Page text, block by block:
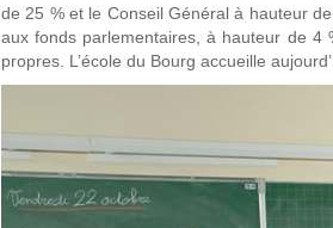
de 25 % et le Conseil Général à hauteur
aux fonds parlementaires, à hauteur de 4
propres. L’école du Bourg accueille